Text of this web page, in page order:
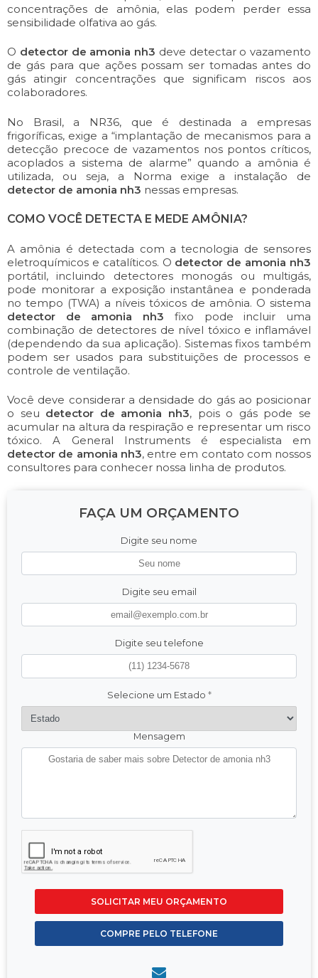
concentrações de amônia, elas podem perder essa
sensibilidade olfativa ao gás.
O detector de amonia nh3 deve detectar o vazamento
de gás para que ações possam ser tomadas antes do
gás atingir concentrações que significam riscos aos
colaboradores.
No Brasil, a NR36, que é destinada a empresas
frigoríficas, exige a “implantação de mecanismos para a
detecção precoce de vazamentos nos pontos críticos,
acoplados a sistema de alarme” quando a amônia é
utilizada, ou seja, a Norma exige a instalação de
detector de amonia nh3 nessas empresas.
COMO VOCÊ DETECTA E MEDE AMÔNIA?
A amônia é detectada com a tecnologia de sensores
eletroquímicos e catalíticos. O detector de amonia nh3
portátil, incluindo detectores monogás ou multigás,
pode monitorar a exposição instantânea e ponderada
no tempo (TWA) a níveis tóxicos de amônia. O sistema
detector de amonia nh3 fixo pode incluir uma
combinação de detectores de nível tóxico e inflamável
(dependendo da sua aplicação). Sistemas fixos também
podem ser usados para substituições de processos e
controle de ventilação.
Você deve considerar a densidade do gás ao posicionar
o seu detector de amonia nh3, pois o gás pode se
acumular na altura da respiração e representar um risco
tóxico. A General Instruments é especialista em
detector de amonia nh3, entre em contato com nossos
consultores para conhecer nossa linha de produtos.
FAÇA UM ORÇAMENTO
Digite seu nome
Digite seu email
Digite seu telefone
Selecione um Estado *
Mensagem
SOLICITAR MEU ORÇAMENTO
COMPRE PELO TELEFONE